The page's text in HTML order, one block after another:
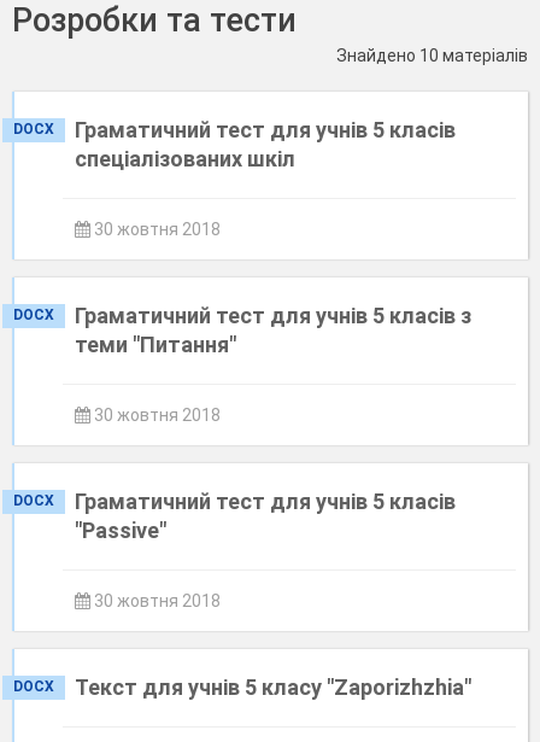
Розробки та тести
Знайдено 10 матеріалів
DOCX
Граматичний тест для учнів 5 класів
спеціалізованих шкіл
30 жовтня 2018
DOCX
Граматичний тест для учнів 5 класів з
теми "Питання"
30 жовтня 2018
DOCX
Граматичний тест для учнів 5 класів
"Passive"
30 жовтня 2018
DOCX Текст для учнів 5 класу "Zaporizhzhia"